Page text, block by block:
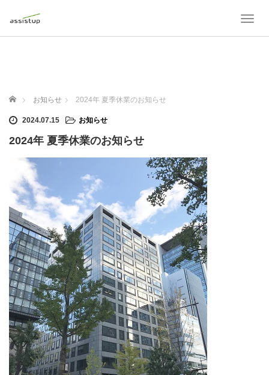
T
ホーム お知らせ 2024年 夏季休業のお知らせ
2024.07.15 お知らせ
2024年 夏季休業のお知らせ